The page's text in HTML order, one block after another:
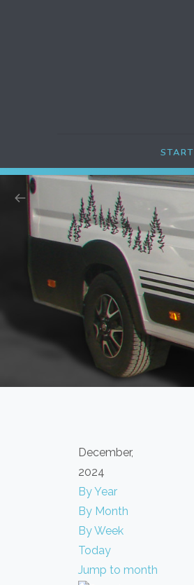
START
December,
2024
By Year
By Month
By Week
Today
Jump to month